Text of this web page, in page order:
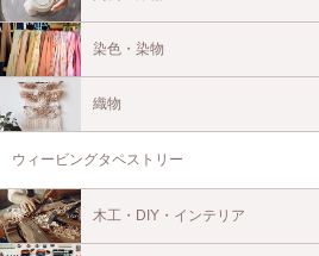
染色・染物
織物
ウィービングタペストリー
木工・DIY・インテリア